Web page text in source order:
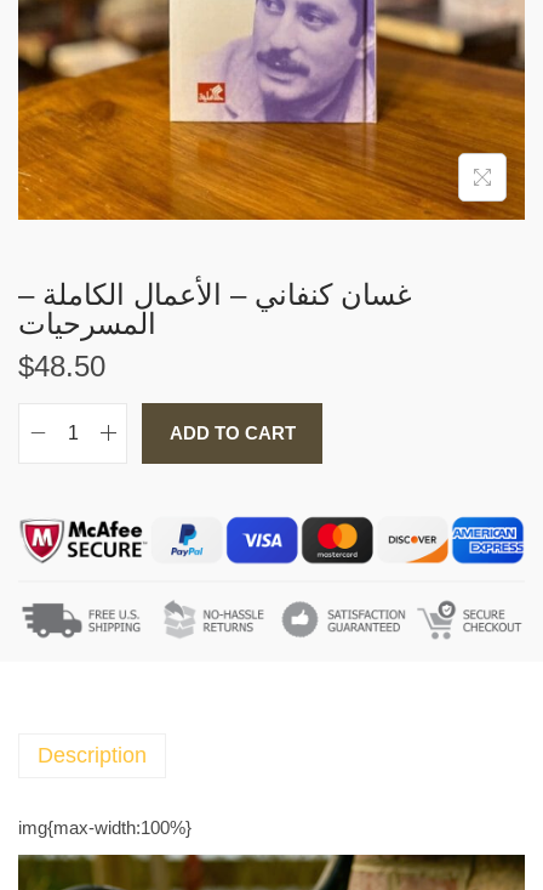
i
o
n
غسان كنفاني – الأعمال الكاملة –
المسرحيات
$48.50
غ
ن
ف
-
أ
ADD TO CART
Description
img{max-width:100%}